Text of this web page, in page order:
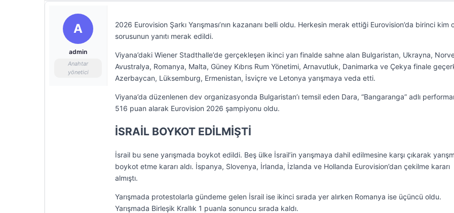
A
admin
Anahtar
yönetici
2026 Eurovision Şarkı Yarışması’nın kazananı belli oldu. Herkesin merak ettiği Eurovision’da birinci kim
sorusunun yanıtı merak edildi.
Viyana’daki Wiener Stadthalle’de gerçekleşen ikinci yarı finalde sahne alan Bulgaristan, Ukrayna,
Avustralya, Romanya, Malta, Güney Kıbrıs Rum Yönetimi, Arnavutluk, Danimarka ve Çekya finale
Azerbaycan, Lüksemburg, Ermenistan, İsviçre ve Letonya yarışmaya veda etti.
Viyana’da düzenlenen dev organizasyonda Bulgaristan’ı temsil eden Dara, “Bangaranga” adlı
516 puan alarak Eurovision 2026 şampiyonu oldu.
İSRAİL BOYKOT EDİLMİŞTİ
İsrail bu sene yarışmada boykot edildi. Beş ülke İsrail’in yarışmaya dahil edilmesine karşı çıkarak
boykot etme kararı aldı. İspanya, Slovenya, İrlanda, İzlanda ve Hollanda Eurovision’dan çekilme kararı
almıştı.
Yarışmada protestolarla gündeme gelen İsrail ise ikinci sırada yer alırken Romanya ise üçüncü oldu.
Yarışmada Birleşik Krallık 1 puanla sonuncu sırada kaldı.